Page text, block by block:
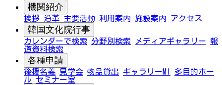
機関紹介
挨拶 沿革 主要活動 利用案内 施設案内 アクセス
韓国文化院行事
カレンダーで検索 分野別検索 メディアギャラリー 報
道資料検索
各種申請
後援名義 見学会 物品貸出 ギャラリーMI
多目的ホー
ル セミナー室